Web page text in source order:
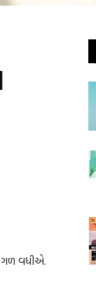
વધીએ.